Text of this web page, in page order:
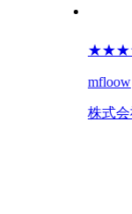
★★★
mfloow
株式